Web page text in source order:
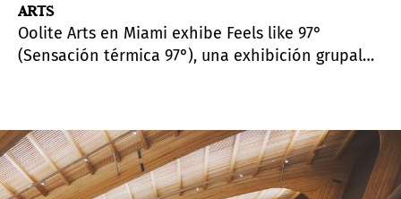
ARTS
Oolite Arts en Miami exhibe Feels like 97°
(Sensación térmica 97°), una exhibición grupal